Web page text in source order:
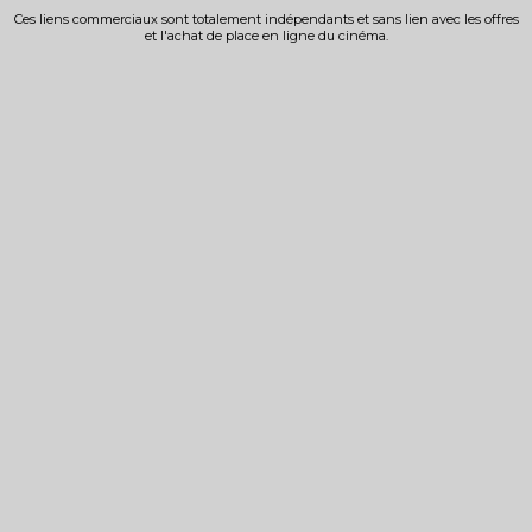
Ces liens commerciaux sont totalement indépendants et sans lien avec les offres
et l'achat de place en ligne du cinéma.